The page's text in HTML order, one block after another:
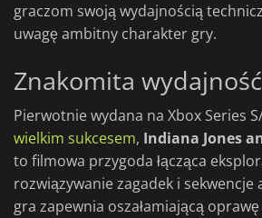
graczom swoją wydajnością
uwagę ambitny charakter gry.
Znakomita wydajność
Pierwotnie wydana na Xbox Series
wielkim sukcesem, Indiana Jones
to filmowa przygoda łącząca
rozwiązywanie zagadek i sekwencje
gra zapewnia oszałamiającą